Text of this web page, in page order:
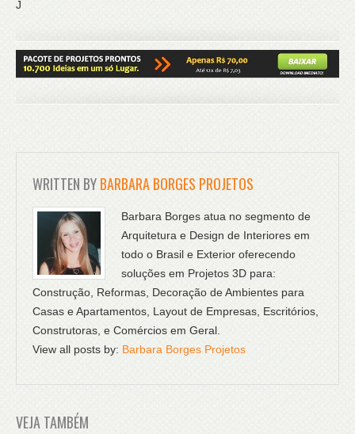
J
WRITTEN BYBARBARA BORGES PROJETOS
Barbara Borges atua no segmento de
Arquitetura e Design de Interiores em
todo o Brasil e Exterior oferecendo
soluções em Projetos 3D para:
Construção, Reformas, Decoração de Ambientes para
Casas e Apartamentos, Layout de Empresas, Escritórios,
Construtoras, e Comércios em Geral.
View all posts by: Barbara Borges Projetos
VEJA TAMBÉM